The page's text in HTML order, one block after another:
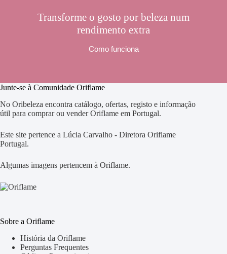
Transforme o gosto por beleza num
rendimento extra
Como funciona
Junte-se à Comunidade Oriflame
No Oribeleza encontra catálogo, ofertas, registo e informação
útil para comprar ou vender Oriflame em Portugal.
Este site pertence a Lúcia Carvalho - Diretora Oriflame
Portugal.
Algumas imagens pertencem à Oriflame.
Sobre a Oriflame
História da Oriflame
Perguntas Frequentes